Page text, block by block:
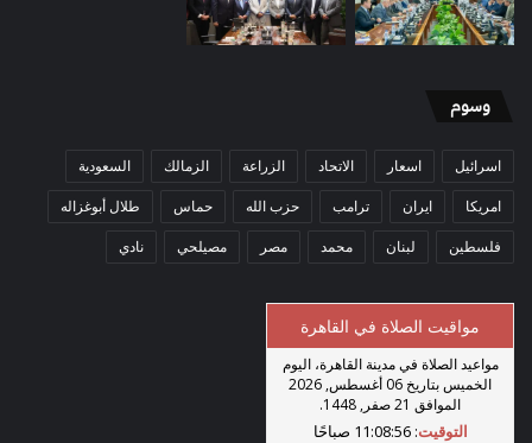
وسوم
اسرائيل اسعار الاتحاد الزراعة الزمالك السعودية
امريكا ايران ترامب حزب الله حماس طلال أبوغزاله
فلسطين لبنان محمد مصر مصيلحي نادي